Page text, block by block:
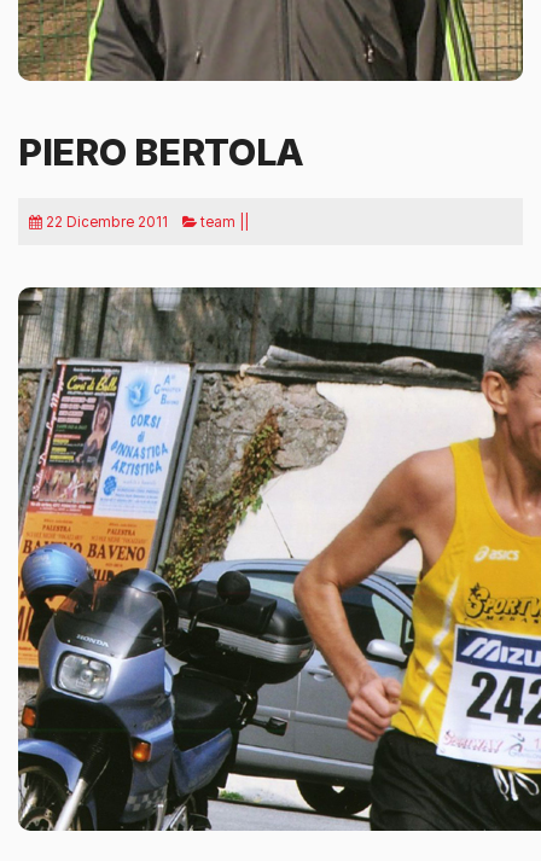
PIERO BERTOLA
22 Dicembre 2011 team ||